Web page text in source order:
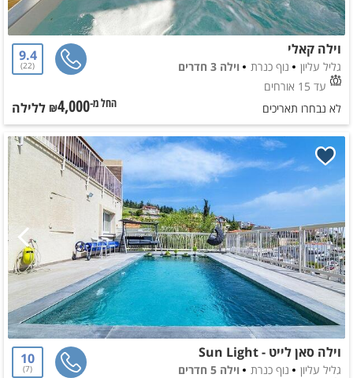
וילה קאלי
גליל עליון נוף כנרת
וילה 3 חדרים
עד 15 אורחים
9.4
22
לא נבחרו תאריכים החל מ-₪4,000 ללילה
וילה סאן לייט - Sun Light
גליל עליון נוף כנרת
וילה 5 חדרים
10
7